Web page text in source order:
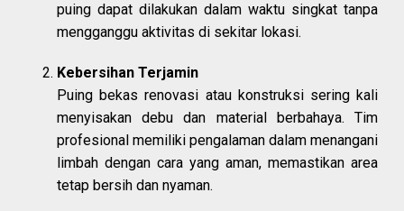
puing dapat dilakukan dalam waktu singkat tanpa
mengganggu aktivitas di sekitar lokasi.
Kebersihan Terjamin
Puing bekas renovasi atau konstruksi sering kali
menyisakan debu dan material berbahaya. Tim
profesional memiliki pengalaman dalam menangani
limbah dengan cara yang aman, memastikan area
tetap bersih dan nyaman.